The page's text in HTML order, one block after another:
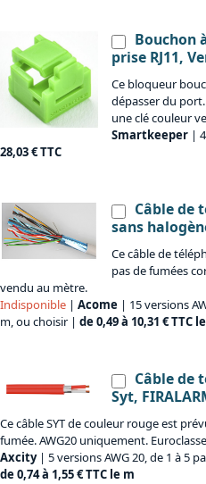
Bouchon
prise RJ11,
Ce bloqueur
dépasser du port.
une clé couleur
Smartkeeper |
28,03 € TTC
Câble de
sans
Ce câble de
pas de fumées
vendu au mètre.
Indisponible | Acome | 15 versions
m, ou choisir | de 0,49 à 10,31 € TTC
Câble de
Syt,
Ce câble SYT de couleur rouge est
fumée. AWG20 uniquement.
Axcity| 5 versions AWG 20, de 1 à 5
de 0,74 à 1,55 € TTC le m